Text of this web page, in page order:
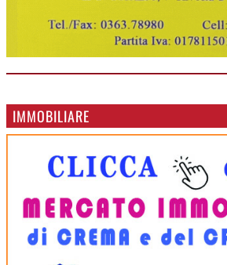
IMMOBILIARE